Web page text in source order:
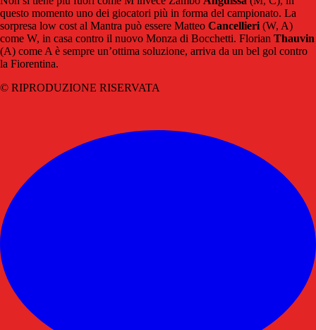
questo momento uno dei giocatori più in forma del campionato. La
sorpresa low cost al Mantra può essere Matteo Cancellieri (W, A)
come W, in casa contro il nuovo Monza di Bocchetti. Florian Thauvin
(A) come A è sempre un’ottima soluzione, arriva da un bel gol contro
la Fiorentina.
© RIPRODUZIONE RISERVATA